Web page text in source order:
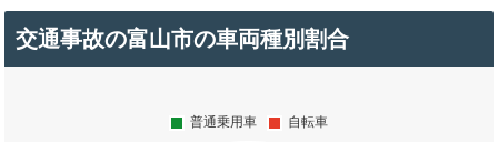
交通事故の富山市の車両種別割合